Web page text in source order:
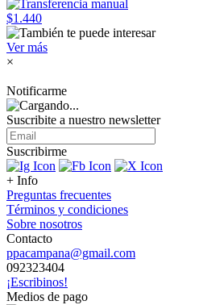
$1.440
Ver más
×
Notificarme
Suscribite a nuestro newsletter
Suscribirme
+ Info
Preguntas frecuentes
Términos y condiciones
Sobre nosotros
Contacto
ppacampana@gmail.com
092323404
¡Escribinos!
Medios de pago